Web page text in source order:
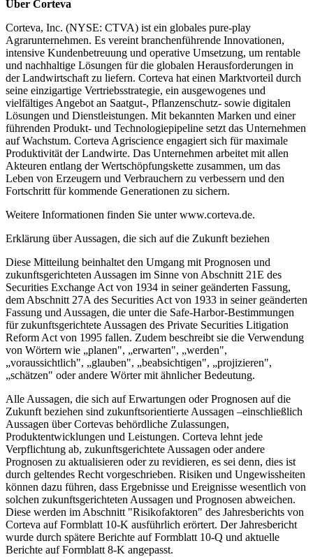
Über Corteva
Corteva, Inc. (NYSE: CTVA) ist ein globales pure-play
Agrarunternehmen. Es vereint branchenführende Innovationen,
intensive Kundenbetreuung und operative Umsetzung, um rentable
und nachhaltige Lösungen für die globalen Herausforderungen in
der Landwirtschaft zu liefern. Corteva hat einen Marktvorteil durch
seine einzigartige Vertriebsstrategie, ein ausgewogenes und
vielfältiges Angebot an Saatgut-, Pflanzenschutz- sowie digitalen
Lösungen und Dienstleistungen. Mit bekannten Marken und einer
führenden Produkt- und Technologiepipeline setzt das Unternehmen
auf Wachstum. Corteva Agriscience engagiert sich für maximale
Produktivität der Landwirte. Das Unternehmen arbeitet mit allen
Akteuren entlang der Wertschöpfungskette zusammen, um das
Leben von Erzeugern und Verbrauchern zu verbessern und den
Fortschritt für kommende Generationen zu sichern.
Weitere Informationen finden Sie unter www.corteva.de.
Erklärung über Aussagen, die sich auf die Zukunft beziehen
Diese Mitteilung beinhaltet den Umgang mit Prognosen und
zukunftsgerichteten Aussagen im Sinne von Abschnitt 21E des
Securities Exchange Act von 1934 in seiner geänderten Fassung,
dem Abschnitt 27A des Securities Act von 1933 in seiner geänderten
Fassung und Aussagen, die unter die Safe-Harbor-Bestimmungen
für zukunftsgerichtete Aussagen des Private Securities Litigation
Reform Act von 1995 fallen. Zudem beschreibt sie die Verwendung
von Wörtern wie „planen", „erwarten", „werden",
„voraussichtlich", „glauben", „beabsichtigen", „projizieren",
„schätzen" oder andere Wörter mit ähnlicher Bedeutung.
Alle Aussagen, die sich auf Erwartungen oder Prognosen auf die
Zukunft beziehen sind zukunftsorientierte Aussagen –einschließlich
Aussagen über Cortevas behördliche Zulassungen,
Produktentwicklungen und Leistungen. Corteva lehnt jede
Verpflichtung ab, zukunftsgerichtete Aussagen oder andere
Prognosen zu aktualisieren oder zu revidieren, es sei denn, dies ist
durch geltendes Recht vorgeschrieben. Risiken und Ungewissheiten
können dazu führen, dass Ergebnisse und Ereignisse wesentlich von
solchen zukunftsgerichteten Aussagen und Prognosen abweichen.
Diese werden im Abschnitt "Risikofaktoren" des Jahresberichts von
Corteva auf Formblatt 10-K ausführlich erörtert. Der Jahresbericht
wurde durch spätere Berichte auf Formblatt 10-Q und aktuelle
Berichte auf Formblatt 8-K angepasst.